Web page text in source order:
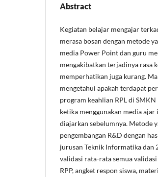
Abstract
Kegiatan belajar mengajar
merasa bosan dengan metode
media Power Point dan guru
mengakibatkan terjadinya rasa
memperhatikan juga kurang.
mengetahui apakah terdapat
program keahlian RPL di
ketika menggunakan media
diajarkan sebelumnya. Metode
pengembangan R&D dengan
jurusan Teknik Informatika dan
validasi rata-rata semua
RPP, angket respon siswa,